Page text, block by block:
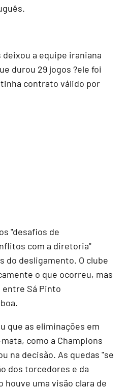
deixou a equipe iraniana
durou 29 jogos ?ele foi
contrato válido por
"desafios de
com a diretoria"
do desligamento. O clube
o que ocorreu, mas
entre Sá Pinto
que as eliminações em
como a Champions
na decisão. As quedas "se
dos torcedores e da
houve uma visão clara de